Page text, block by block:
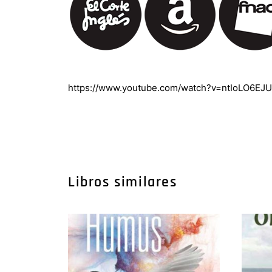
https://www.youtube.com/
Libros similares